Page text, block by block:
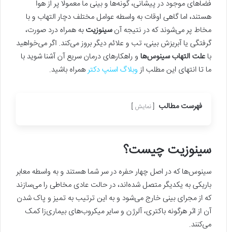
فضاهای موجود در پیشانی، گونه‌ها و بینی ما معمولا پر از هوا
هستند، اما گاهی اوقات به واسطه‌ عوامل مختلف دچار التهاب و با
مخاط پر می‌شوند که در نتیجه‌ آنسینوزیت به همراه درد صورت،
گرفتگی یا آبریزش بینی، تب و علائم دیگر بروز می‌کند. اگر می‌خواهید
باعلت التهاب سینوس‌ها و راهکارهای درمان سریع‌ آن آشنا شوید با
ما تا انتهای این مطلب از وبلاگ اسنپ دکتر همراه باشید.
فهرست مطالب نمایش
سینوزیت چیست؟
سینوس‌ها که در اصل چهار حفره در سر شما هستند و به واسطه‌ معابر
باریکی به یکدیگر متصل شده‌اند، در حالت عادی مخاطی را می‌سازند
که از مجرای بینی خارج می‌شود و به این ترتیب به تمیز و پاک شدن
آن از اثر هرگونه باکتری، آلرژن و سایر میکروب‌های بیماری‌زا کمک
می‌کنند.